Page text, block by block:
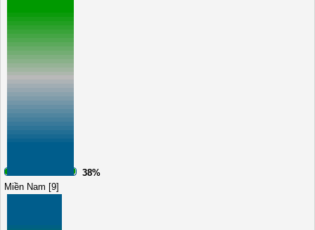
38%
Miền Nam [9]